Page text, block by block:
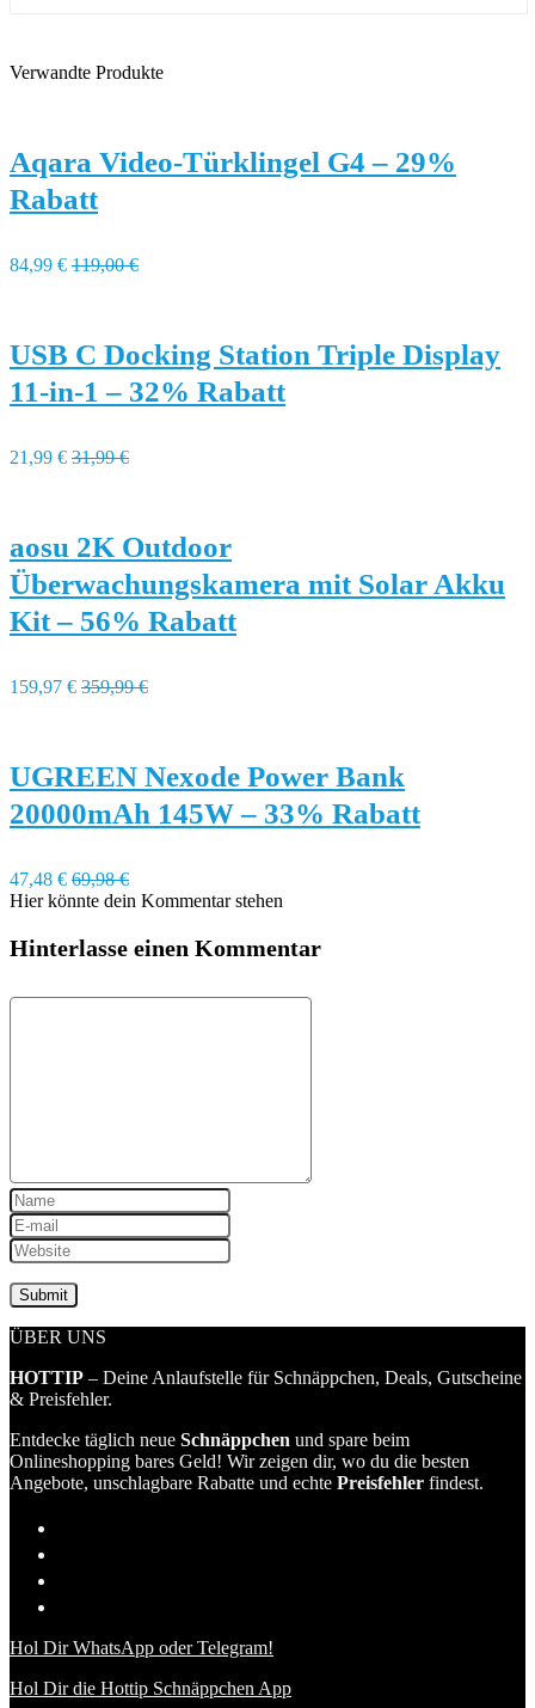
Verwandte Produkte
Aqara Video-Türklingel G4 – 29%
Rabatt
84,99 € 119,00 €
USB C Docking Station Triple Display
11-in-1 – 32% Rabatt
21,99 € 31,99 €
aosu 2K Outdoor
Überwachungskamera mit Solar Akku
Kit – 56% Rabatt
159,97 € 359,99 €
UGREEN Nexode Power Bank
20000mAh 145W – 33% Rabatt
47,48 € 69,98 €
Hier könnte dein Kommentar stehen
Hinterlasse einen Kommentar
ÜBER UNS
HOTTIP – Deine Anlaufstelle für Schnäppchen, Deals, Gutscheine
& Preisfehler.
Entdecke täglich neue Schnäppchen und spare beim
Onlineshopping bares Geld! Wir zeigen dir, wo du die besten
Angebote, unschlagbare Rabatte und echte Preisfehler findest.
Hol Dir WhatsApp oder Telegram!
Hol Dir die Hottip Schnäppchen App